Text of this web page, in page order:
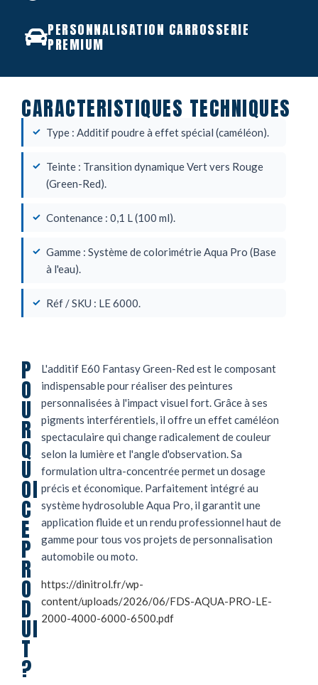
PERSONNALISATION CARROSSERIE
PREMIUM
CARACTERISTIQUES TECHNIQUES
Type : Additif poudre à effet spécial (caméléon).
Teinte : Transition dynamique Vert vers Rouge
(Green-Red).
Contenance : 0,1 L (100 ml).
Gamme : Système de colorimétrie Aqua Pro (Base
à l'eau).
Réf / SKU : LE 6000.
P
O
U
R
Q
U
OI
C
E
P
R
O
D
UI
T
?
L'additif E60 Fantasy Green-Red est le composant
indispensable pour réaliser des peintures
personnalisées à l'impact visuel fort. Grâce à ses
pigments interférentiels, il offre un effet caméléon
spectaculaire qui change radicalement de couleur
selon la lumière et l'angle d'observation. Sa
formulation ultra-concentrée permet un dosage
précis et économique. Parfaitement intégré au
système hydrosoluble Aqua Pro, il garantit une
application fluide et un rendu professionnel haut de
gamme pour tous vos projets de personnalisation
automobile ou moto.
https://dinitrol.fr/wp-
content/uploads/2026/06/FDS-AQUA-PRO-LE-
2000-4000-6000-6500.pdf